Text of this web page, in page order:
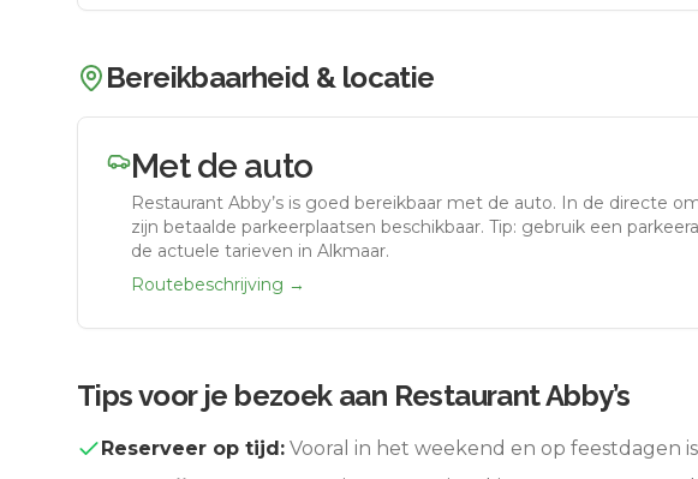
Bereikbaarheid & locatie
Met de auto
Restaurant Abby’s is goed bereikbaar met de auto. In de directe
zijn betaalde parkeerplaatsen beschikbaar. Tip: gebruik een
de actuele tarieven in Alkmaar.
Routebeschrijving →
Tips voor je bezoek aan Restaurant Abby’s
Reserveer op tijd: Vooral in het weekend en op feestdagen